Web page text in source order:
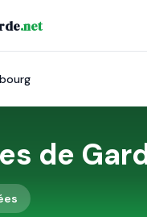
.net
de
s